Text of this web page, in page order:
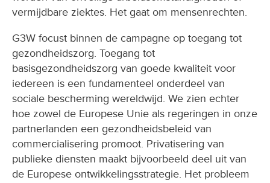
vermijdbare ziektes. Het gaat om mensenrechten.
G3W focust binnen de campagne op toegang tot
gezondheidszorg. Toegang tot
basisgezondheidszorg van goede kwaliteit voor
iedereen is een fundamenteel onderdeel van
sociale bescherming wereldwijd. We zien echter
hoe zowel de Europese Unie als regeringen in onze
partnerlanden een gezondheidsbeleid van
commercialisering promoot. Privatisering van
publieke diensten maakt bijvoorbeeld deel uit van
de Europese ontwikkelingsstrategie. Het probleem